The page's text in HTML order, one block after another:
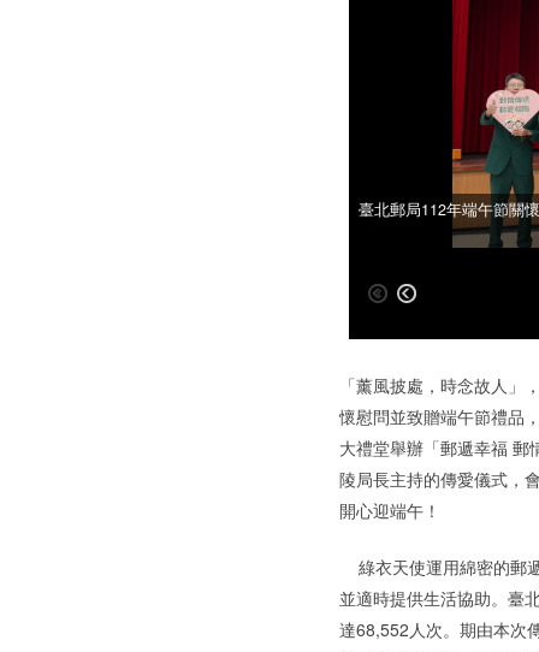
臺北郵局112年端午節關
臺北郵局112年端午節關
「薰風披處，時念故人
懷慰問並致贈端午節禮品
大禮堂舉辦「郵遞幸福 郵
陵局長主持的傳愛儀式，
開心迎端午！
綠衣天使運用綿密的郵
並適時提供生活協助。臺
達68,552人次。期由本次